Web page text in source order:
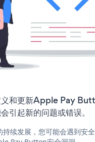
和更新Apple Pay
引起新的问题或错误。
持续发展，您可能会遇到安